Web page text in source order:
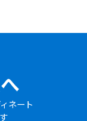
ネート